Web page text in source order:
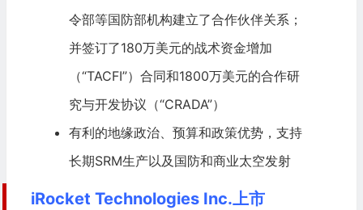
令部等国防部机构建立了合作伙伴关系；
并签订了180万美元的战术资金增加
（“TACFI”）合同和1800万美元的合作研
究与开发协议（“CRADA”）
有利的地缘政治、预算和政策优势，支持
长期SRM生产以及国防和商业太空发射
iRocket Technologies Inc.上市